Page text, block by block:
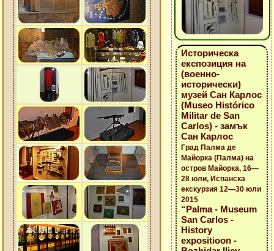
Историческа
експозиция на
(военно-
исторически)
музей Сан Карлос
(Museo Histórico
Militar de San
Carlos) - замък
Сан Карлос
Град Палма де
Майорка (Палма) на
остров Майорка, 16—
28 юли, Испанска
екскурзия 12—30 юли
2015
“Palma - Museum
San Carlos -
History
expositioon -